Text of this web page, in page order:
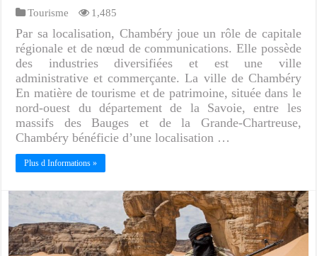
Tourisme 1,485
Par sa localisation, Chambéry joue un rôle de capitale
régionale et de nœud de communications. Elle possède
des industries diversifiées et est une ville
administrative et commerçante. La ville de Chambéry
En matière de tourisme et de patrimoine, située dans le
nord-ouest du département de la Savoie, entre les
massifs des Bauges et de la Grande-Chartreuse,
Chambéry bénéficie d’une localisation …
Plus d Informations »